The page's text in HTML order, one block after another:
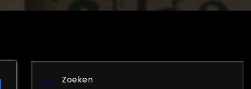
Zoeken